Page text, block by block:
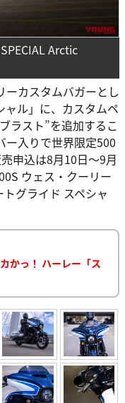
Arctic
ーカスタムバガーとし
ャル」に、カスタムペ
ラスト”を追加するこ
ー入りで世界限定500
申込は8月10日～9月
ウェス・クーリー
グライド スペシャ
っ！ ハーレー「ス